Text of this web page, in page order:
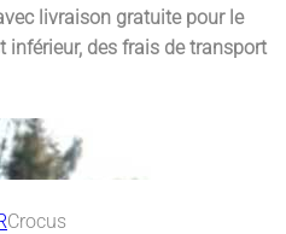
livraison gratuite pour le
inférieur, des frais de transport
Crocus